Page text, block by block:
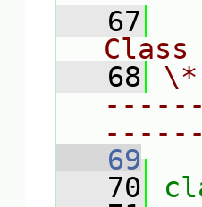
   67
   68
   69
   70